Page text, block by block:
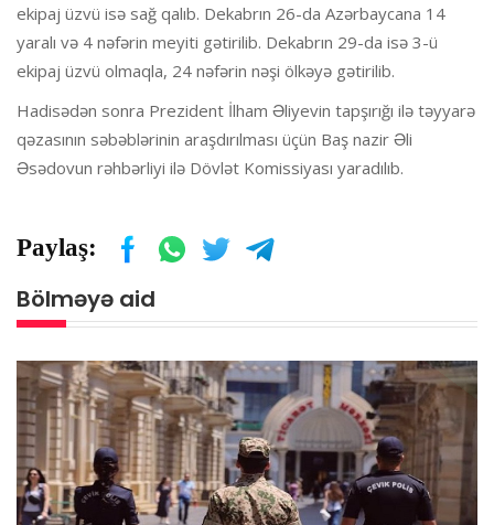
ekipaj üzvü isə sağ qalıb. Dekabrın 26-da Azərbaycana 14
yaralı və 4 nəfərin meyiti gətirilib. Dekabrın 29-da isə 3-ü
ekipaj üzvü olmaqla, 24 nəfərin nəşi ölkəyə gətirilib.
Hadisədən sonra Prezident İlham Əliyevin tapşırığı ilə təyyarə
qəzasının səbəblərinin araşdırılması üçün Baş nazir Əli
Əsədovun rəhbərliyi ilə Dövlət Komissiyası yaradılıb.
Paylaş:
Bölməyə aid